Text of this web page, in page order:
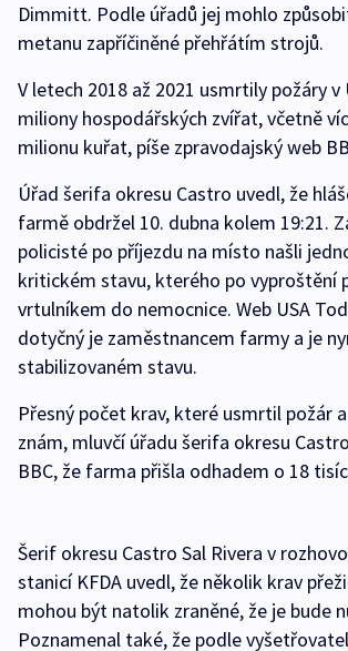
Dimmitt. Podle úřadů jej mohlo
metanu zapříčiněné přehřátím strojů.
V letech 2018 až 2021 usmrtily požáry
miliony hospodářských zvířat, včetně
milionu kuřat, píše zpravodajský web
Úřad šerifa okresu Castro uvedl, že
farmě obdržel 10. dubna kolem 19:21.
policisté po příjezdu na místo našli
kritickém stavu, kterého po vyproštění
vrtulníkem do nemocnice. Web USA
dotyčný je zaměstnancem farmy a je
stabilizovaném stavu.
Přesný počet krav, které usmrtil požár
znám, mluvčí úřadu šerifa okresu
BBC, že farma přišla odhadem o 18
Šerif okresu Castro Sal Rivera v
stanicí KFDA uvedl, že několik krav
mohou být natolik zraněné, že je bude
Poznamenal také, že podle